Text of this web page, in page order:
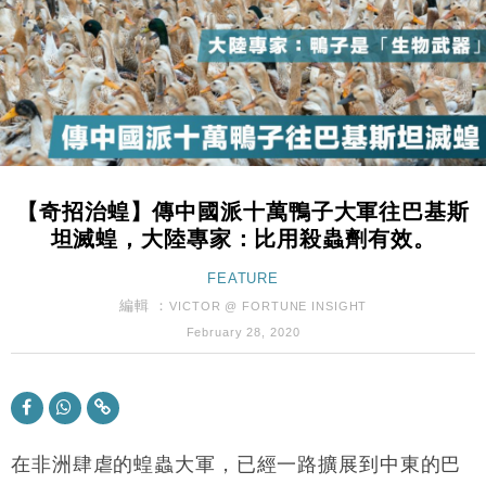
17:33
財經｜滙豐上調香港今年GDP預測至4.5% 看好貿易
及消費表現
16:47
本地｜假冒內地執法人員要求交「保證金」 43歲女子
損失近6900萬元
16:05
財經｜日經失守6.5萬點後回穩 全周仍升近2%
15:47
財經｜恒隆10月換帥 玩具「反」斗城亞洲CEO蔡德
15:11
財經｜韓股反覆波動收跌 連挫7周創逾3年最長跌勢
財經｜內地7月美元計價出口增近24%勝預期 貿易順
差達1125億美元
財經｜大摩削老鋪黃金目標價至505元 惟維持「增
持」評級
13:49
勞工一年
機
【奇招治蝗】傳中國派十萬鴨子大軍往巴基斯
坦滅蝗，大陸專家：比用殺蟲劑有效。
FEATURE
編輯 ：VICTOR @ FORTUNE INSIGHT
February 28, 2020
在非洲肆虐的蝗蟲大軍，已經一路擴展到中東的巴